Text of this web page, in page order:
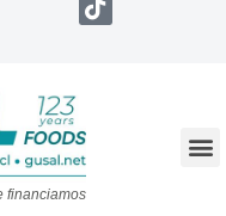
financiamos